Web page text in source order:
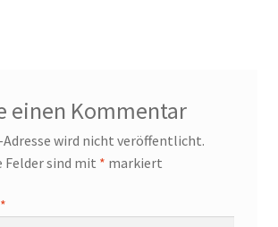
einen Kommentar
Adresse wird nicht veröffentlicht.
sind mit * markiert
*